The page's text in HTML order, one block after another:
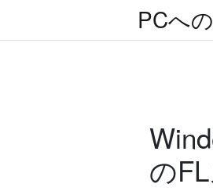
PCへ
の